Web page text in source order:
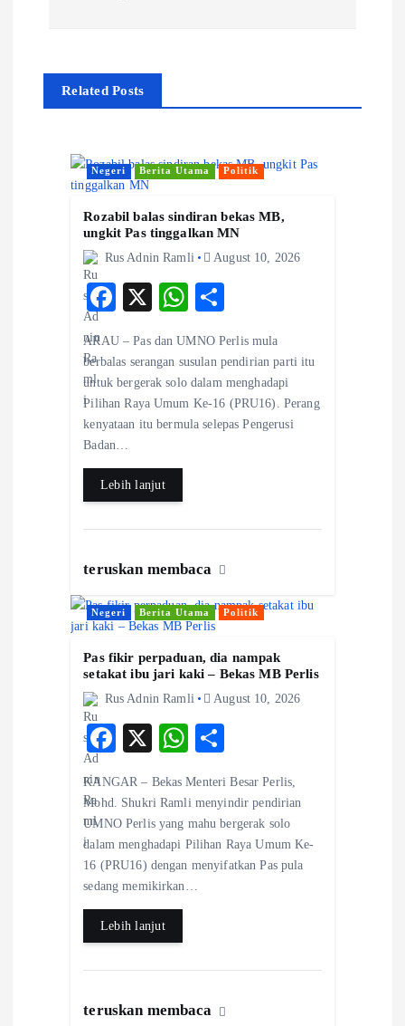
a
v
Related Posts
Negeri Berita Utama Politik
Rozabil balas sindiran bekas MB,
ungkit Pas tinggalkan MN
Rus Adnin Ramli August 10, 2026
F
eb
o
o
k
X
W
ts
A
p
re
ARAU – Pas dan UMNO Perlis mula
berbalas serangan susulan pendirian parti itu
untuk bergerak solo dalam menghadapi
Pilihan Raya Umum Ke-16 (PRU16). Perang
kenyataan itu bermula selepas Pengerusi
Badan…
Lebih lanjut
teruskan membaca
Negeri Berita Utama Politik
Pas fikir perpaduan, dia nampak
setakat ibu jari kaki – Bekas MB Perlis
Rus Adnin Ramli August 10, 2026
F
eb
o
o
k
X
W
ts
A
p
p
re
KANGAR – Bekas Menteri Besar Perlis,
Mohd. Shukri Ramli menyindir pendirian
UMNO Perlis yang mahu bergerak solo
dalam menghadapi Pilihan Raya Umum Ke-
16 (PRU16) dengan menyifatkan Pas pula
sedang memikirkan…
Lebih lanjut
teruskan membaca